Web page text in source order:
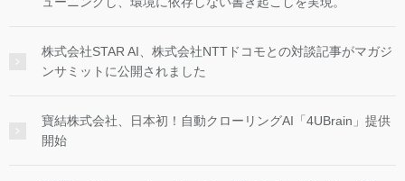
株式会社STAR AI、株式会社NTTドコモとの対談記事がマガジ
ンサミットに公開されました
寶結株式会社、日本初！自動クローリングAI「4UBrain」提供
開始